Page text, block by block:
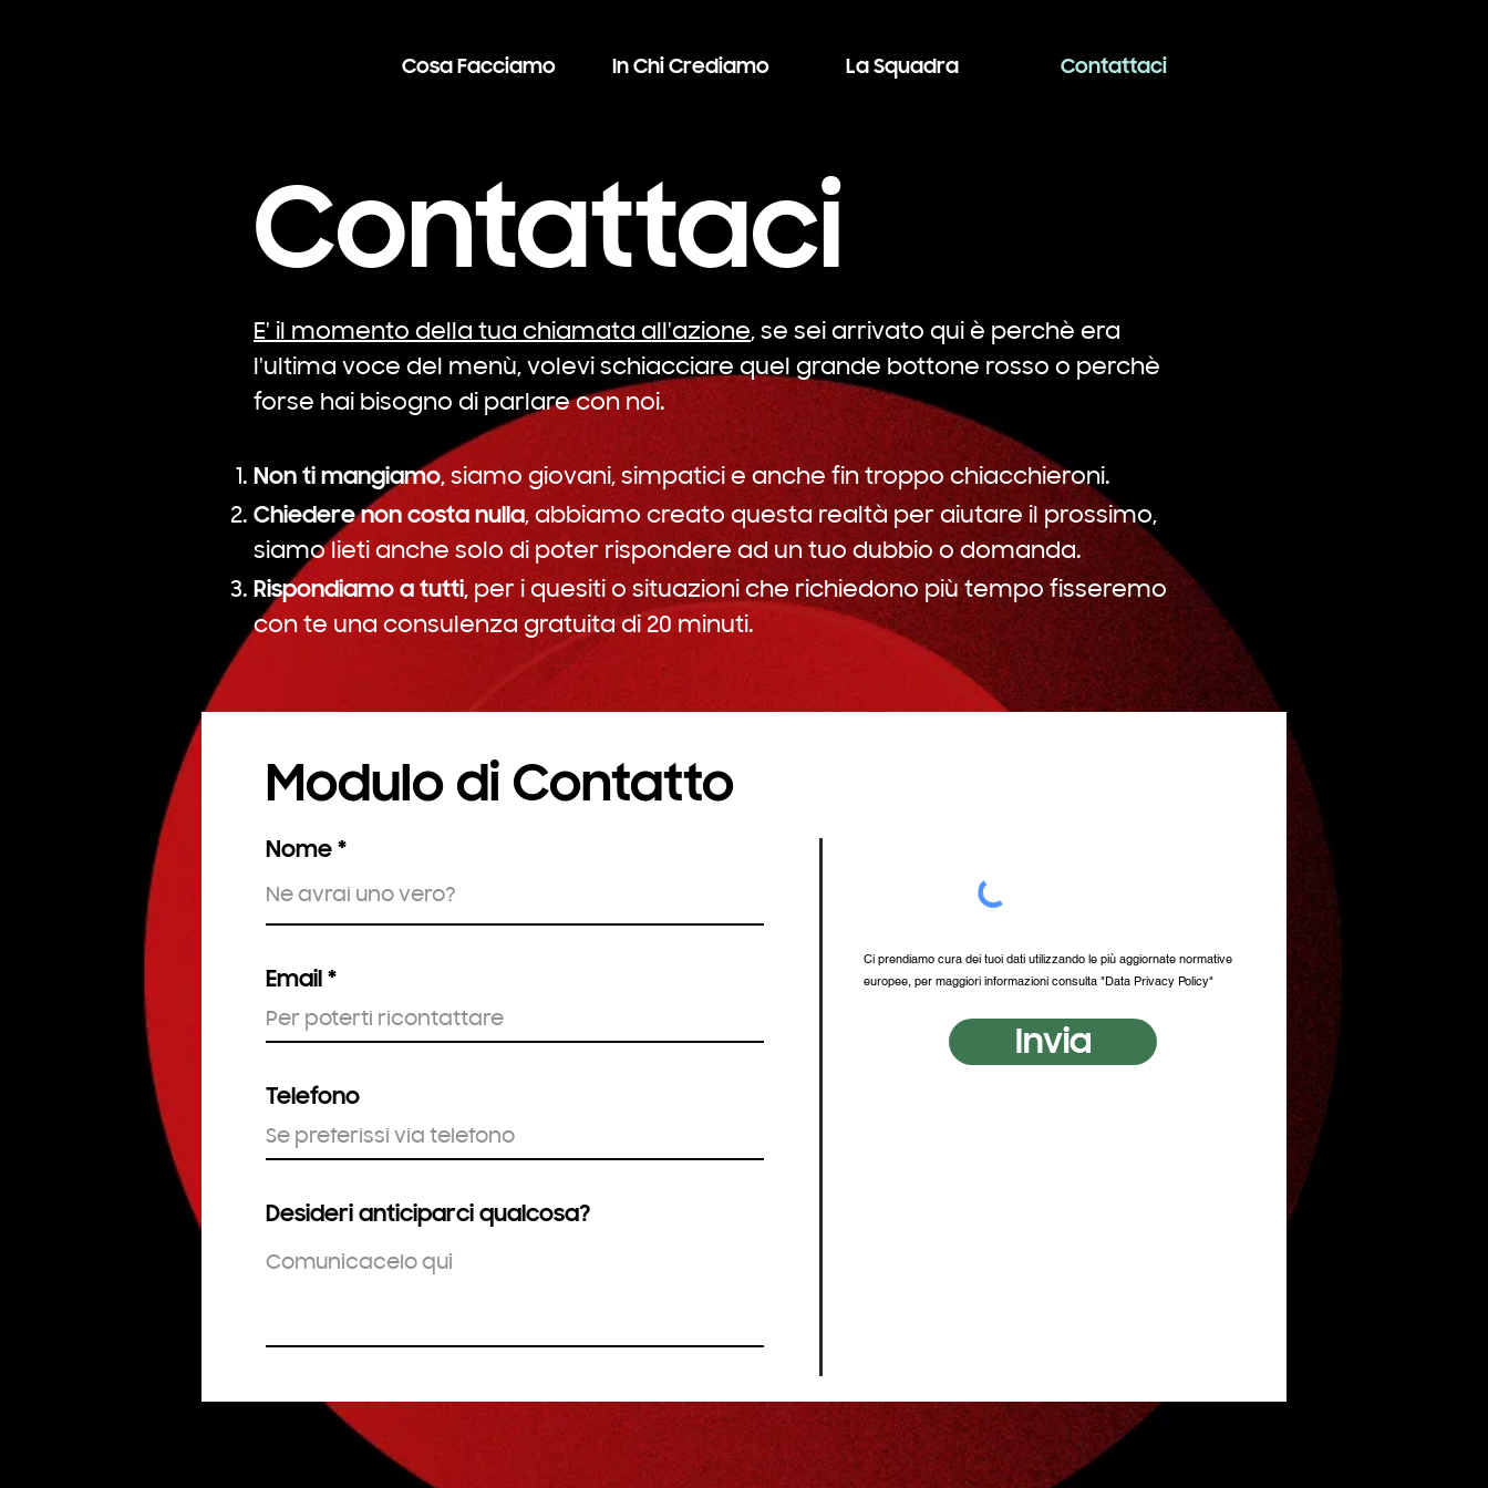
Cosa Facciamo In Chi Crediamo La Squadra Contattaci
Contattaci
E' il momento della tua chiamata all'azione, se sei arrivato qui è perchè era
l'ultima voce del menù, volevi schiacciare quel grande bottone rosso o perchè
forse hai bisogno di parlare con noi.
Non ti mangiamo, siamo giovani, simpatici e anche fin troppo chiacchieroni.
Chiedere non costa nulla, abbiamo creato questa realtà per aiutare il prossimo,
siamo lieti anche solo di poter rispondere ad un tuo dubbio o domanda.
Rispondiamo a tutti, per i quesiti o situazioni che richiedono più tempo fisseremo
con te una consulenza gratuita di 20 minuti.
Modulo di Contatto
Nome
Email
Telefono
Desideri anticiparci qualcosa?
Ci prendiamo cura dei tuoi dati utilizzando le più aggiornate normative
europee, per maggiori informazioni consulta "Data Privacy Policy"
Invia